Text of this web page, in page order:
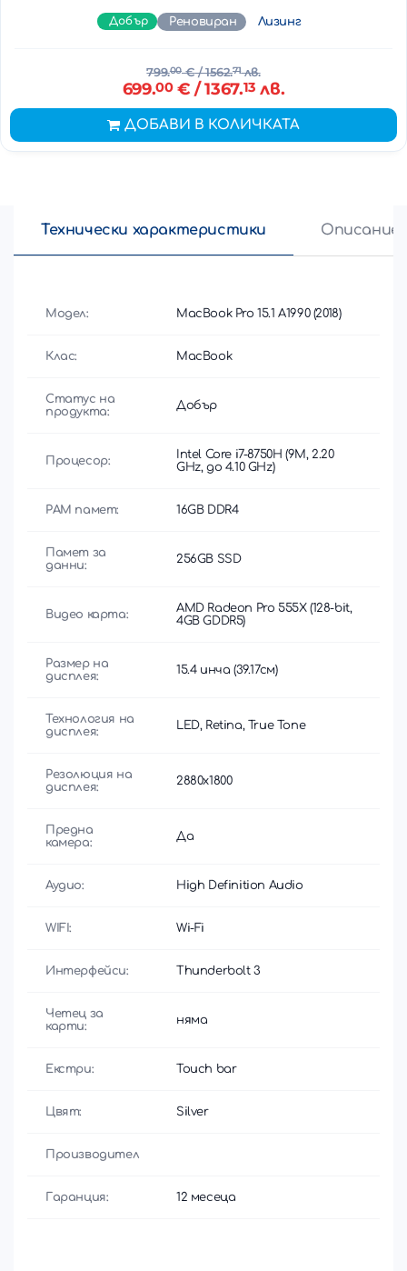
Добър Реновиран Лизинг
799.00€/ 1562.71лв.
699.00€ / 1367.13 лв.
ДОБАВИ В КОЛИЧКАТА
Технически характеристики Описание
Модел: MacBook Pro 15.1 A1990 (2018)
Клас: MacBook
Статус на
продукта:
Добър
Процесор:
Intel Core i7-8750H (9M, 2.20
GHz, до 4.10 GHz)
РАМ памет: 16GB DDR4
Памет за
данни:
256GB SSD
Видео карта:
AMD Radeon Pro 555X (128-bit,
4GB GDDR5)
Размер на
дисплея:
15.4 инча (39.17см)
Технология на
дисплея:
LED, Retina, True Tone
Резолюция на
дисплея:
2880x1800
Предна
камера:
Да
Аудио: High Definition Audio
WIFI: Wi-Fi
Интерфейси: Thunderbolt 3
Четец за
карти:
няма
Екстри: Touch bar
Цвят: Silver
Производител
Гаранция: 12 месеца